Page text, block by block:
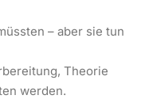
– aber sie tun
Theorie
werden.